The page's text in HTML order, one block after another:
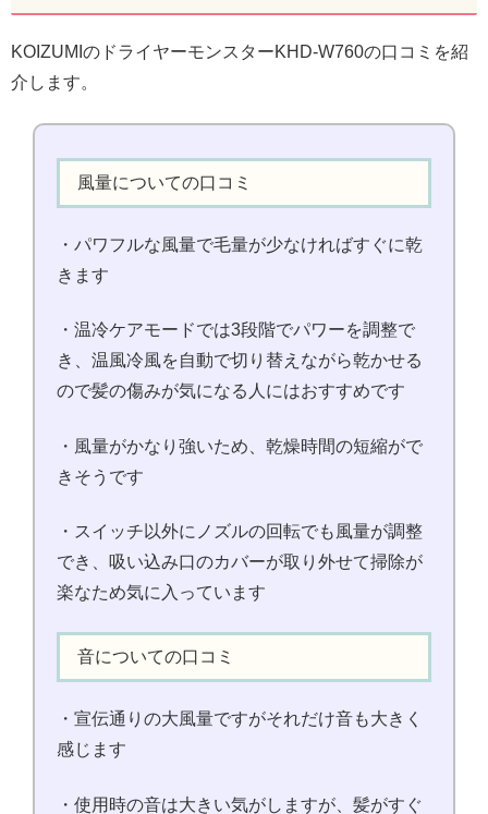
KOIZUMIのドライヤーモンスターKHD-W760の口コミを紹
介します。
風量についての口コミ
・パワフルな風量で毛量が少なければすぐに乾
きます
・温冷ケアモードでは3段階でパワーを調整で
き、温風冷風を自動で切り替えながら乾かせる
ので髪の傷みが気になる人にはおすすめです
・風量がかなり強いため、乾燥時間の短縮がで
きそうです
・スイッチ以外にノズルの回転でも風量が調整
でき、吸い込み口のカバーが取り外せて掃除が
楽なため気に入っています
音についての口コミ
・宣伝通りの大風量ですがそれだけ音も大きく
感じます
・使用時の音は大きい気がしますが、髪がすぐ